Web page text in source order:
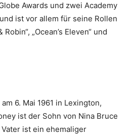
Awards und zwei Academy
ist vor allem für seine Rollen
„Ocean’s Eleven“ und
6. Mai 1961 in Lexington,
ist der Sohn von Nina Bruce
ist ein ehemaliger